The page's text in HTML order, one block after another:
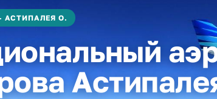
АСТИПАЛЕЯ О.